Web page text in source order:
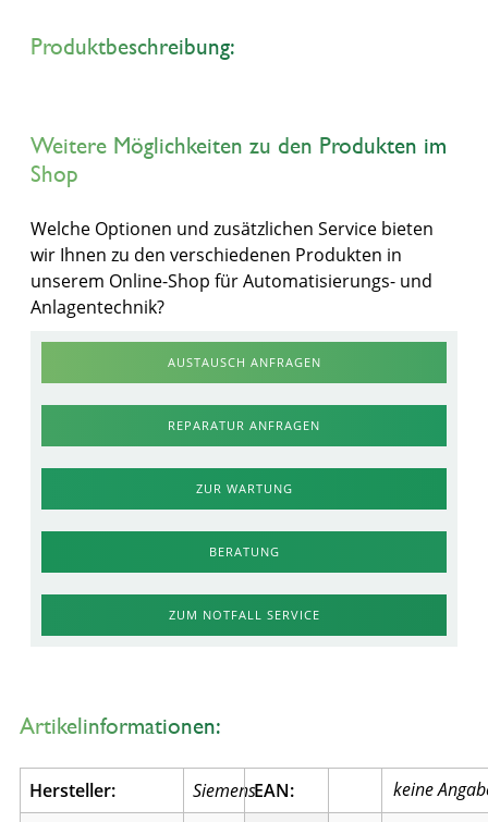
Produktbeschreibung:
Weitere Möglichkeiten zu den Produkten im
Shop
Welche Optionen und zusätzlichen Service bieten
wir Ihnen zu den verschiedenen Produkten in
unserem Online-Shop für Automatisierungs- und
Anlagentechnik?
AUSTAUSCH ANFRAGEN
REPARATUR ANFRAGEN
ZUR WARTUNG
BERATUNG
ZUM NOTFALL SERVICE
Artikelinformationen:
Hersteller:
SiemensEAN: